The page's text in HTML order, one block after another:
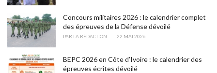
Concours militaires 2026 : le calendrier complet
des épreuves de la Défense dévoilé
PAR LA RÉDACTION 22 MAI 2026
BEPC 2026 en Côte d’Ivoire : le calendrier des
épreuves écrites dévoilé